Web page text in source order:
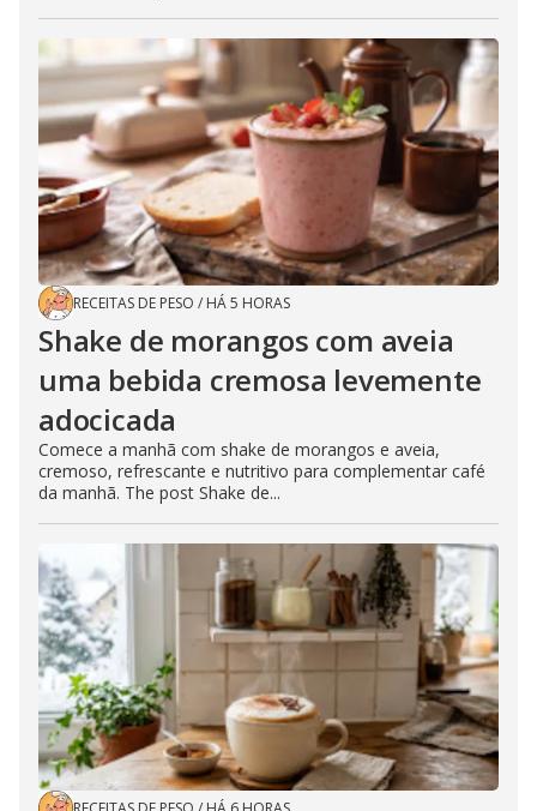
RECEITAS DE PESO / HÁ 5 HORAS
Shake de morangos com aveia
uma bebida cremosa levemente
adocicada
Comece a manhã com shake de morangos e aveia,
cremoso, refrescante e nutritivo para complementar café
da manhã. The post Shake de...